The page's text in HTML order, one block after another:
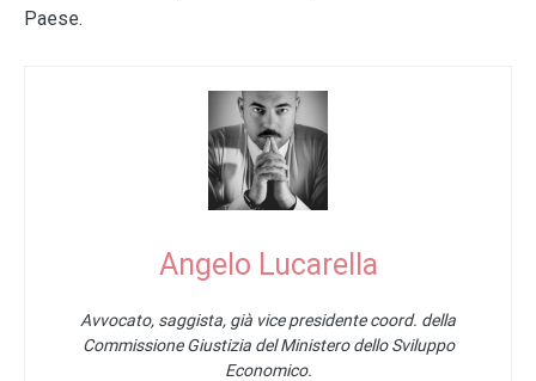
Paese.
Angelo Lucarella
Avvocato, saggista, già vice presidente coord. della
Commissione Giustizia del Ministero dello Sviluppo
Economico.